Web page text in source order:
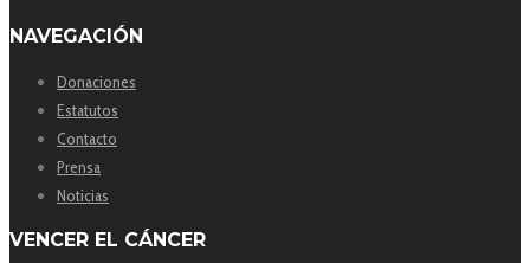
NAVEGACIÓN
Donaciones
Estatutos
Contacto
Prensa
Noticias
VENCER EL CÁNCER